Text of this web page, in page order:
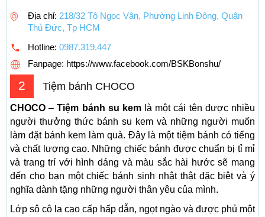
Địa chỉ: 218/32 Tô Ngọc Vân, Phường Linh Đông, Quận
Thủ Đức, Tp HCM
Hotline: 0987.319.447
Fanpage: https://www.facebook.com/BSKBonshu/
2 Tiệm bánh CHOCO
CHOCO –Tiệm bánh su kemlà một cái tên được nhiều
người thưởng thức bánh su kem và những người muốn
làm đặt bánh kem làm quà. Đây là một tiệm bánh có tiếng
và chất lượng cao. Những chiếc bánh được chuẩn bị tỉ mỉ
và trang trí với hình dáng và màu sắc hài hước sẽ mang
đến cho bạn một chiếc bánh sinh nhật thật đặc biệt và ý
nghĩa dành tặng những người thân yêu của mình.
Lớp sô cô la cao cấp hấp dẫn, ngọt ngào và được phủ một